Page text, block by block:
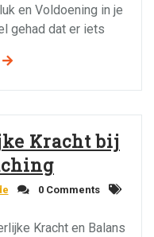
en Voldoening in je
gehad dat er iets
Kracht bij
0 Comments
Kracht en Balans